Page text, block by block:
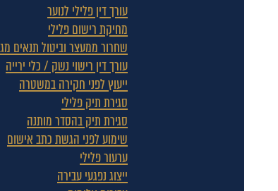
עורך דין פלילי לנוער
מחיקת רישום פלילי
שחרור ממעצר וביטול תנאים
עורך דין רישוי נשק / כלי ירייה
ייעוץ לפני חקירה במשטרה
סגירת תיק פלילי
סגירת תיק בהסדר מותנה
שימוע לפני הגשת כתב אישום
ערעור פלילי
ייצוג נפגעי עבירה